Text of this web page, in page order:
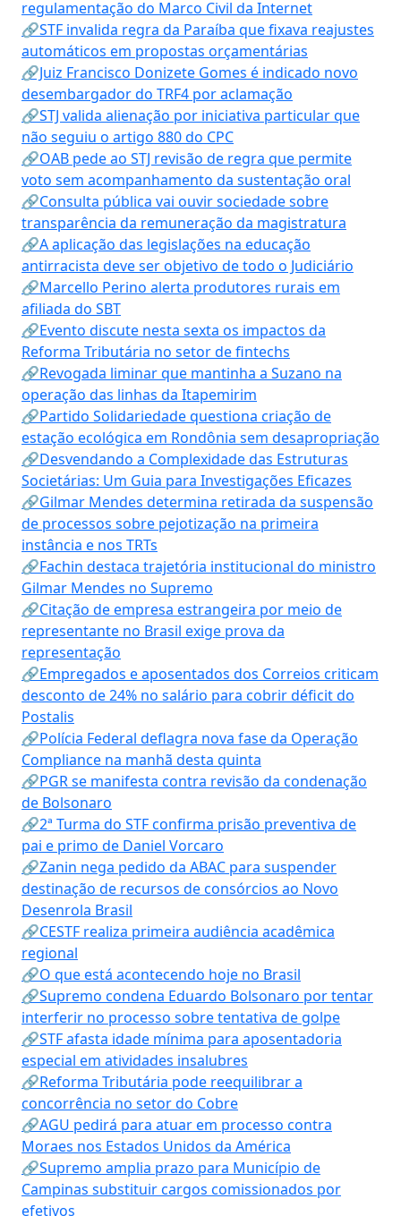
regulamentação do Marco Civil da Internet
🔗STF invalida regra da Paraíba que fixava reajustes
automáticos em propostas orçamentárias
🔗Juiz Francisco Donizete Gomes é indicado novo
desembargador do TRF4 por aclamação
🔗STJ valida alienação por iniciativa particular que
não seguiu o artigo 880 do CPC
🔗OAB pede ao STJ revisão de regra que permite
voto sem acompanhamento da sustentação oral
🔗Consulta pública vai ouvir sociedade sobre
transparência da remuneração da magistratura
🔗A aplicação das legislações na educação
antirracista deve ser objetivo de todo o Judiciário
🔗Marcello Perino alerta produtores rurais em
afiliada do SBT
🔗Evento discute nesta sexta os impactos da
Reforma Tributária no setor de fintechs
🔗Revogada liminar que mantinha a Suzano na
operação das linhas da Itapemirim
🔗Partido Solidariedade questiona criação de
estação ecológica em Rondônia sem desapropriação
🔗Desvendando a Complexidade das Estruturas
Societárias: Um Guia para Investigações Eficazes
🔗Gilmar Mendes determina retirada da suspensão
de processos sobre pejotização na primeira
instância e nos TRTs
🔗Fachin destaca trajetória institucional do ministro
Gilmar Mendes no Supremo
🔗Citação de empresa estrangeira por meio de
representante no Brasil exige prova da
representação
🔗Empregados e aposentados dos Correios criticam
desconto de 24% no salário para cobrir déficit do
Postalis
🔗Polícia Federal deflagra nova fase da Operação
Compliance na manhã desta quinta
🔗PGR se manifesta contra revisão da condenação
de Bolsonaro
🔗2ª Turma do STF confirma prisão preventiva de
pai e primo de Daniel Vorcaro
🔗Zanin nega pedido da ABAC para suspender
destinação de recursos de consórcios ao Novo
Desenrola Brasil
🔗CESTF realiza primeira audiência acadêmica
regional
🔗O que está acontecendo hoje no Brasil
🔗Supremo condena Eduardo Bolsonaro por tentar
interferir no processo sobre tentativa de golpe
🔗STF afasta idade mínima para aposentadoria
especial em atividades insalubres
🔗Reforma Tributária pode reequilibrar a
concorrência no setor do Cobre
🔗AGU pedirá para atuar em processo contra
Moraes nos Estados Unidos da América
🔗Supremo amplia prazo para Município de
Campinas substituir cargos comissionados por
efetivos